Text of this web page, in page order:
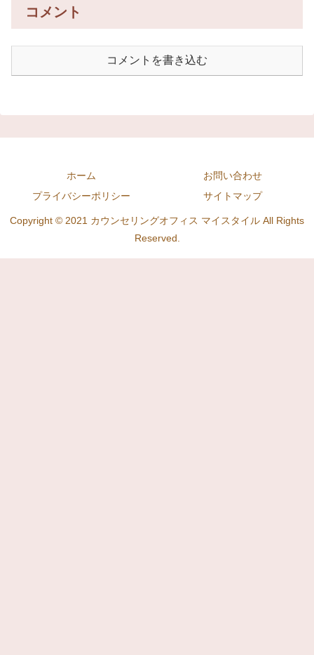
コメント
コメントを書き込む
ホーム
お問い合わせ
プライバシーポリシー
サイトマップ
Copyright © 2021 カウンセリングオフィス マイスタイル All Rights
Reserved.